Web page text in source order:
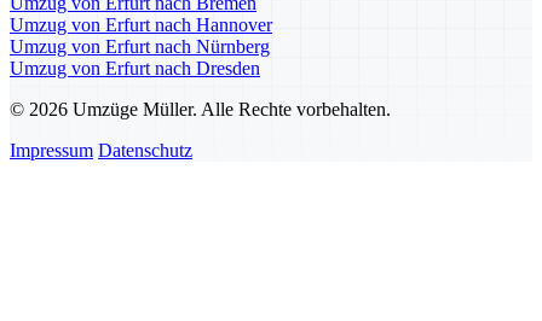
Umzug von Erfurt nach Hannover
Umzug von Erfurt nach Nürnberg
Umzug von Erfurt nach Dresden
© 2026 Umzüge Müller. Alle Rechte vorbehalten.
Impressum Datenschutz